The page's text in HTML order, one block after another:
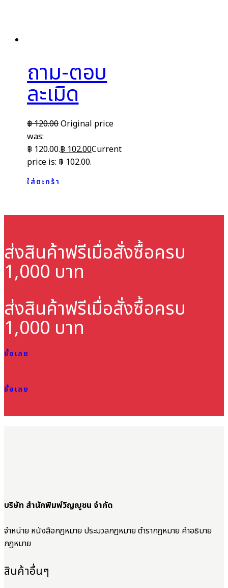
ถาม-ตอบ
ละเมิด
฿120.00Original price
was:
฿ 120.00.฿102.00Current
price is: ฿ 102.00.
ใส่ตะกร้า
ส่งสินค้าฟรีเมื่อสั่งซื้อครบ
1,000 บาท
ส่งสินค้าฟรีเมื่อสั่งซื้อครบ
1,000 บาท
ซื้อเลย
ซื้อเลย
บริษัท สำนักพิมพ์วิญญูชน จำกัด
จำหน่าย หนังสือกฎหมาย ประมวลกฎหมาย ตำรากฎหมาย คำอธิบาย
กฎหมาย
สินค้าอื่นๆ